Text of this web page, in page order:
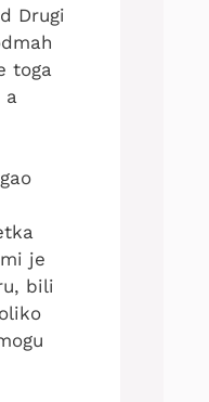
Drugi
toga
a
je
bili